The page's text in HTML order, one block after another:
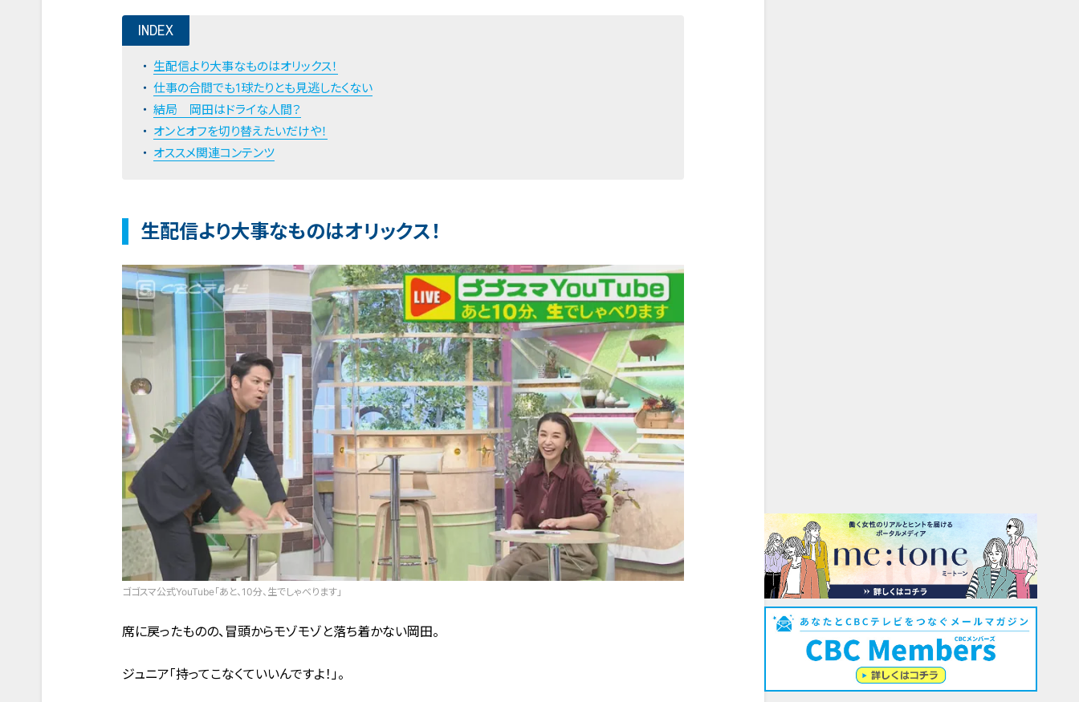
INDEX
生配信より大事なものはオリックス！
仕事の合間でも1球たりとも見逃したくない
結局 岡田はドライな人間？
オンとオフを切り替えたいだけや！
オススメ関連コンテンツ
生配信より大事なものはオリックス！
ゴゴスマ公式YouTube「あと、10分、生でしゃべります」
席に戻ったものの、冒頭からモゾモゾと落ち着かない岡田。
ジュニア「持ってこなくていいんですよ！」。